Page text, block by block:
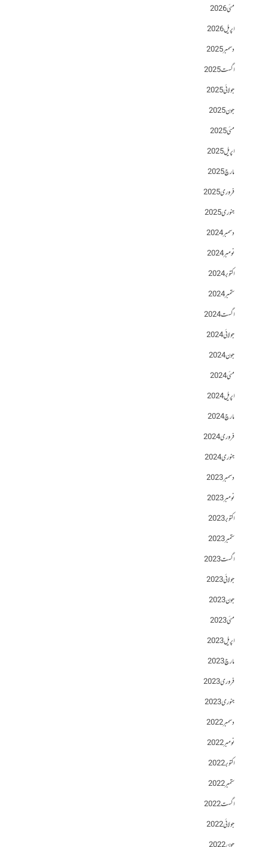
مئی 2026
اپریل 2026
دسمبر 2025
اگست 2025
جولائی 2025
جون 2025
مئی 2025
اپریل 2025
مارچ 2025
فروری 2025
جنوری 2025
دسمبر 2024
نومبر 2024
اکتوبر 2024
ستمبر 2024
اگست 2024
جولائی 2024
جون 2024
مئی 2024
اپریل 2024
مارچ 2024
فروری 2024
جنوری 2024
دسمبر 2023
نومبر 2023
اکتوبر 2023
ستمبر 2023
اگست 2023
جولائی 2023
جون 2023
مئی 2023
اپریل 2023
مارچ 2023
فروری 2023
جنوری 2023
دسمبر 2022
نومبر 2022
اکتوبر 2022
ستمبر 2022
اگست 2022
جولائی 2022